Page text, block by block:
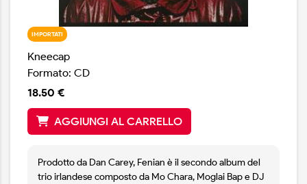
IMPORTATI
Kneecap
Formato: CD
18.50 €
AGGIUNGI AL CARRELLO
Prodotto da Dan Carey, Fenian è il secondo album del
trio irlandese composto da Mo Chara, Moglai Bap e DJ